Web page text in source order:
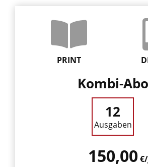
PRINT
Kombi-Abo
12
Ausgaben
150,00€/